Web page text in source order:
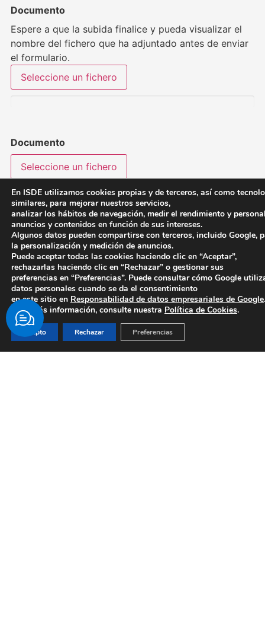
FINANCIACIÓN
Documento
Seleccione un fichero
Espere a que la subida finalice y pueda visualizar el
nombre del fichero que ha adjuntado antes de enviar
el formulario.
Documento
Seleccione un fichero
Acepto la política de privacidad
En ISDE utilizamos cookies propias y de terceros, así como
similares, para mejorar nuestros servicios,
analizar los hábitos de navegación, medir el rendimiento y
anuncios y contenidos en función de sus intereses.
Algunos datos pueden compartirse con terceros, incluido Google,
la personalización y medición de anuncios.
Puede aceptar todas las cookies haciendo clic en “Aceptar”,
rechazarlas haciendo clic en “Rechazar” o gestionar sus
preferencias en “Preferencias”. Puede consultar cómo Google
datos personales cuando se da el consentimiento
en este sitio en Responsabilidad de datos empresariales de Google.
Para más información, consulte nuestra Política de Cookies.
Acepto Rechazar Preferencias